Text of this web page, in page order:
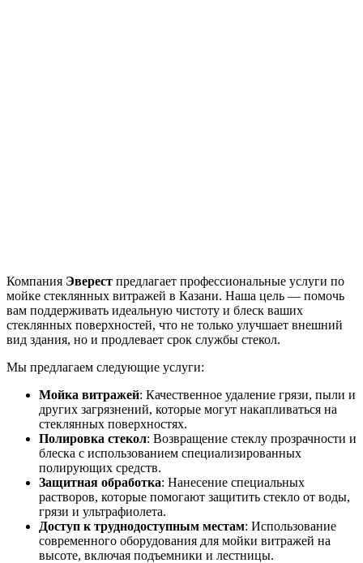
Компания Эверест предлагает профессиональные услуги по
мойке стеклянных витражей в Казани. Наша цель — помочь
вам поддерживать идеальную чистоту и блеск ваших
стеклянных поверхностей, что не только улучшает внешний
вид здания, но и продлевает срок службы стекол.
Мы предлагаем следующие услуги:
Мойка витражей: Качественное удаление грязи, пыли и
других загрязнений, которые могут накапливаться на
стеклянных поверхностях.
Полировка стекол: Возвращение стеклу прозрачности и
блеска с использованием специализированных
полирующих средств.
Защитная обработка: Нанесение специальных
растворов, которые помогают защитить стекло от воды,
грязи и ультрафиолета.
Доступ к труднодоступным местам: Использование
современного оборудования для мойки витражей на
высоте, включая подъемники и лестницы.